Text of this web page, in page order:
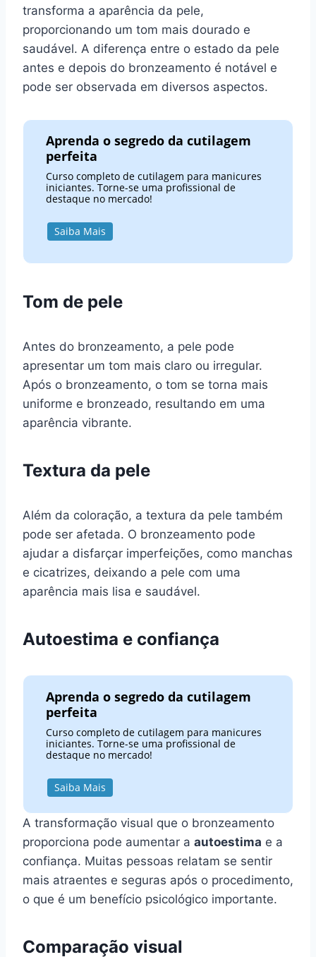
transforma a aparência da pele,
proporcionando um tom mais dourado e
saudável. A diferença entre o estado da pele
antes e depois do bronzeamento é notável e
pode ser observada em diversos aspectos.
Aprenda o segredo da cutilagem
perfeita
Curso completo de cutilagem para manicures
iniciantes. Torne-se uma profissional de
destaque no mercado!
Saiba Mais
Tom de pele
Antes do bronzeamento, a pele pode
apresentar um tom mais claro ou irregular.
Após o bronzeamento, o tom se torna mais
uniforme e bronzeado, resultando em uma
aparência vibrante.
Textura da pele
Além da coloração, a textura da pele também
pode ser afetada. O bronzeamento pode
ajudar a disfarçar imperfeições, como manchas
e cicatrizes, deixando a pele com uma
aparência mais lisa e saudável.
Autoestima e confiança
Aprenda o segredo da cutilagem
perfeita
Curso completo de cutilagem para manicures
iniciantes. Torne-se uma profissional de
destaque no mercado!
Saiba Mais
A transformação visual que o bronzeamento
proporciona pode aumentar a autoestima e a
confiança. Muitas pessoas relatam se sentir
mais atraentes e seguras após o procedimento,
o que é um benefício psicológico importante.
Comparação visual